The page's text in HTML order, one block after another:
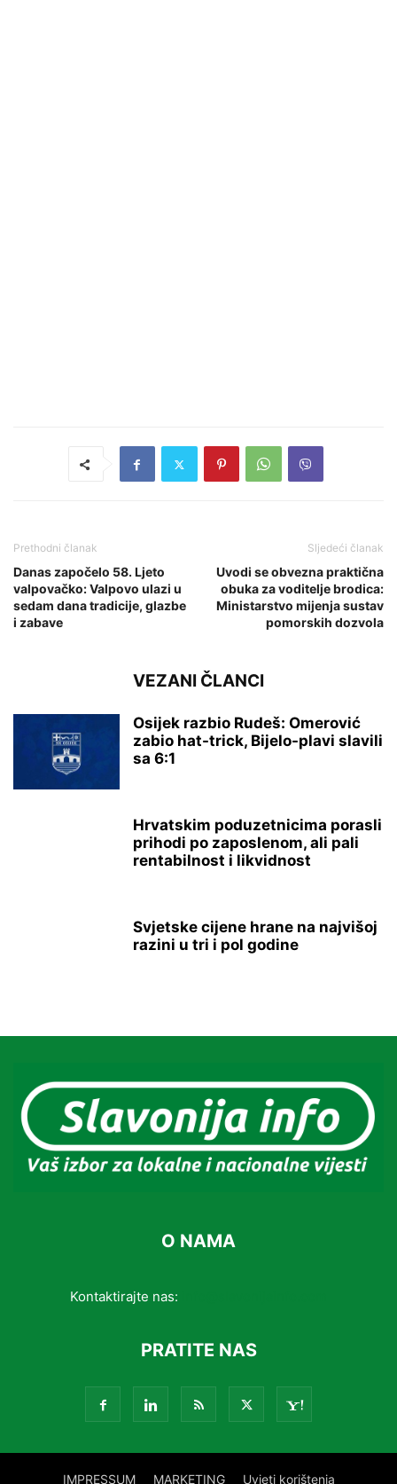
Prethodni članak
Danas započelo 58. Ljeto
valpovačko: Valpovo ulazi u
sedam dana tradicije, glazbe
i zabave
Sljedeći članak
Uvodi se obvezna praktična
obuka za voditelje brodica:
Ministarstvo mijenja sustav
pomorskih dozvola
VEZANI ČLANCI
Osijek razbio Rudeš: Omerović
zabio hat-trick, Bijelo-plavi slavili
sa 6:1
Hrvatskim poduzetnicima porasli
prihodi po zaposlenom, ali pali
rentabilnost i likvidnost
Svjetske cijene hrane na najvišoj
razini u tri i pol godine
O NAMA
Kontaktirajte nas:
PRATITE NAS
IMPRESSUM MARKETING Uvjeti korištenja